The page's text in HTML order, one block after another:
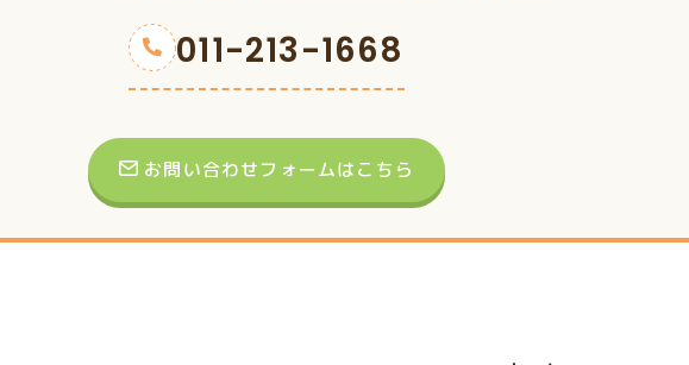
011-213-1668
お問い合わせフォームはこちら